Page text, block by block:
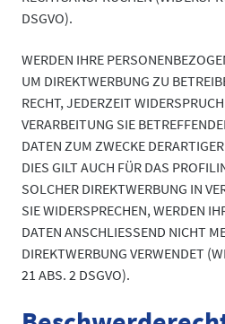
DSGVO).
WERDEN IHRE
UM DIREKTWERBUNG ZU
RECHT, JEDERZEIT
VERARBEITUNG SIE
DATEN ZUM ZWECKE
DIES GILT AUCH FÜR DAS
SOLCHER DIREKTWERBUNG IN
SIE WIDERSPRECHEN, WERDEN
DATEN ANSCHLIESSEND NICHT
DIREKTWERBUNG VERWENDET
21 ABS. 2 DSGVO).